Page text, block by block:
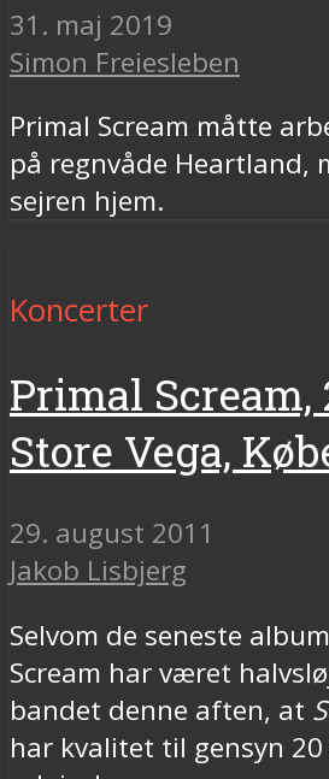
31. maj 2019
Simon Freiesleben
Primal Scream måtte
på regnvåde Heartland,
sejren hjem.
Koncerter
Primal Scream,
Store Vega,
29. august 2011
Jakob Lisbjerg
Selvom de seneste
Scream har været
bandet denne aften, at
har kvalitet til gensyn